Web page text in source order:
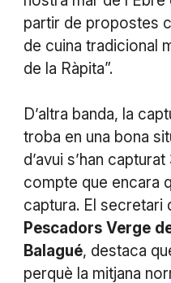
partir de propostes
de cuina tradicional
de la Ràpita”.
D’altra banda, la
troba en una bona
d’avui s’han
compte que encara
captura. El secretari
Pescadors Verge
Balagué, destaca
perquè la mitjana